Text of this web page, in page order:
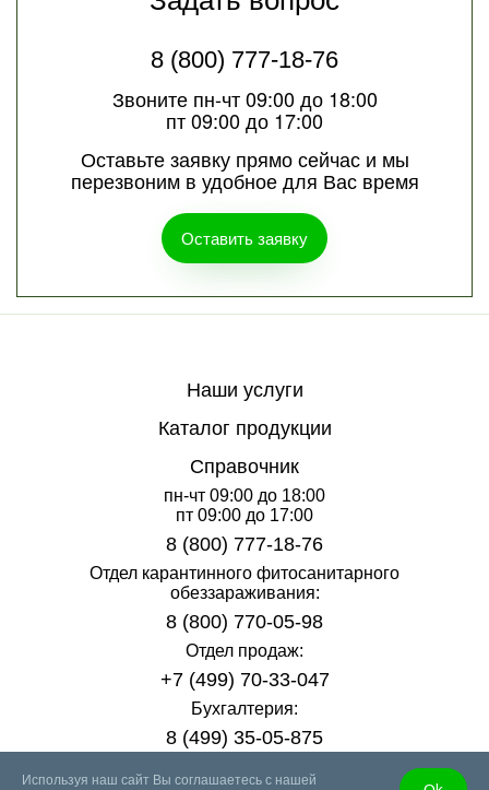
8 (800) 777-18-76
Звоните пн-чт 09:00 до 18:00
пт 09:00 до 17:00
Оставьте заявку прямо сейчас и мы
перезвоним в удобное для Вас время
Оставить заявку
Наши услуги
Каталог продукции
Справочник
пн-чт 09:00 до 18:00
пт 09:00 до 17:00
8 (800) 777-18-76
Отдел карантинного фитосанитарного
обеззараживания:
8 (800) 770-05-98
Отдел продаж:
+7 (499) 70-33-047
Бухгалтерия:
8 (499) 35-05-875
info@fumigation1.ru
Используя наш сайт Вы соглашаетесь с нашей